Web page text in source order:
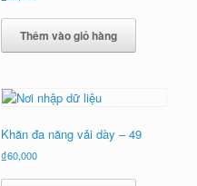
Thêm vào giỏ hàng
Khăn đa năng vải dày – 49
₫60,000